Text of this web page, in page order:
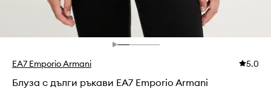
EA7 Emporio Armani 5.0
Блуза с дълги ръкави EA7 Emporio Armani